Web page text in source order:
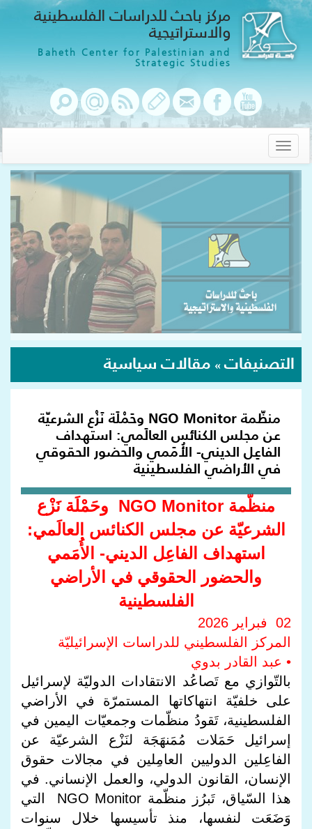
مركز باحث للدراسات الفلسطينية
والاستراتيجية
Baheth Center for Palestinian and
Strategic Studies
Toggle
navigation
التصنيفات » مقالات سياسية
منظّمة NGO Monitor وحَمْلَة نَزْع الشرعيّة
عن مجلس الكنائس العالَمي: استهداف
الفاعِل الديني- الأُمَمي والحضور الحقوقي
في الأراضي الفلسطينية
منظّمة NGO Monitor وحَمْلَة نَزْع
الشرعيّة عن مجلس الكنائس العالَمي:
استهداف الفاعِل الديني- الأُمَمي
والحضور الحقوقي في الأراضي
الفلسطينية
02 فبراير 2026
المركز الفلسطيني للدراسات الإسرائيليّة
• عبد القادر بدوي
بالتّوازي مع تَصاعُد الانتقادات الدوليّة لإسرائيل
على خلفيّة انتهاكاتها المستمرّة في الأراضي
الفلسطينية، تَقودُ منظّمات وجمعيّات اليمين في
إسرائيل حَمَلات مُمَنهَجَة لنَزْع الشرعيّة عن
الفاعِلين الدوليين العامِلين في مجالات حقوق
الإنسان، القانون الدولي، والعمل الإنساني. في
هذا السّياق، تَبرُز منظّمة NGO Monitor التي
وَضَعَت لنفسها، منذ تأسيسها خلال سنوات